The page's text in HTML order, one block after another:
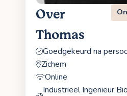
Over
Thomas
Goedgekeurd na
Zichem
Online
Industrieel Ingenieur